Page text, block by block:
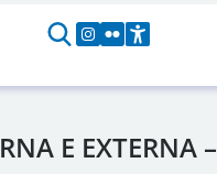
E EXTERNA –